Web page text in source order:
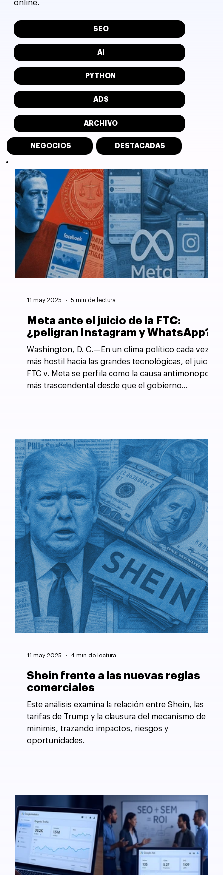
online.
SEO
AI
PYTHON
ADS
ARCHIVO
NEGOCIOS DESTACADAS
Meta ante el juicio de la FTC:
¿peligran Instagram y WhatsApp?
Washington, D. C.—En un clima político cada vez
más hostil hacia las grandes tecnológicas, el juicio
FTC v. Meta se perfila como la causa antimonopolio
más trascendental desde que el gobierno
11 may 2025 5 min de lectura
Shein frente a las nuevas reglas
comerciales
Este análisis examina la relación entre Shein, las
tarifas de Trump y la clausura del mecanismo de
minimis, trazando impactos, riesgos y
oportunidades.
11 may 2025 4 min de lectura